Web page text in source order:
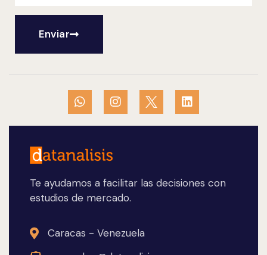
Te ayudamos a facilitar las decisiones con
estudios de mercado.
Caracas - Venezuela
Enviar